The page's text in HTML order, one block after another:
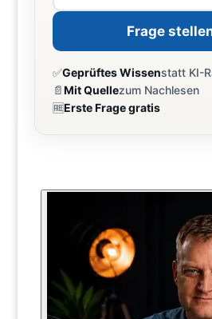
Frage
✅Geprüftes Wissenstatt KI-
📄Mit Quellezum Nachlesen
🆓Erste Frage gratis